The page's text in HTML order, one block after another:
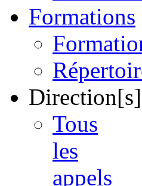
Formations
Tous
les
appels